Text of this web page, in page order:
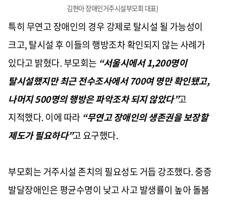
김현아 장애인거주시설부모회 대표)
특히 무연고 장애인의 경우 강제로 탈시설 될 가능성이
크고, 탈시설 후 이들의 행방조차 확인되지 않는 사례가
있다고 밝혔다. 부모회는 “서울시에서 1,200명이
탈시설했지만 최근 전수조사에서 700여 명만 확인됐고,
나머지 500명의 행방은 파악조차 되지 않았다”고
지적했다. 이에 따라 “무연고 장애인의 생존권을 보장할
제도가 필요하다”고 요구했다.
부모회는 거주시설 존치의 필요성도 거듭 강조했다. 중증
발달장애인은 평균수명이 낮고 사고 발생률이 높아 돌봄